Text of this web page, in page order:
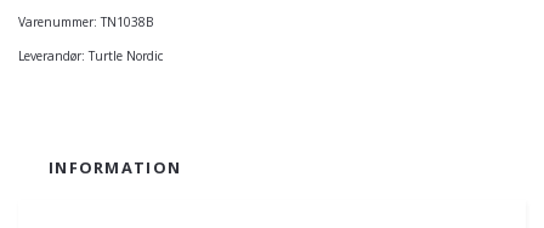
Varenummer: TN1038B
Leverandør: Turtle Nordic
INFORMATION